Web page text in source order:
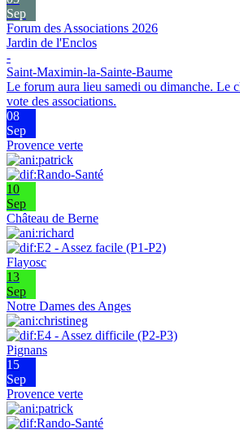
Sep
Forum des Associations 2026
Jardin de l'Enclos
-
Saint-Maximin-la-Sainte-Baume
Le forum aura lieu samedi ou dimanche. Le
vote des associations.
08
Sep
Provence verte
10
Sep
Château de Berne
Flayosc
13
Sep
Notre Dames des Anges
Pignans
15
Sep
Provence verte